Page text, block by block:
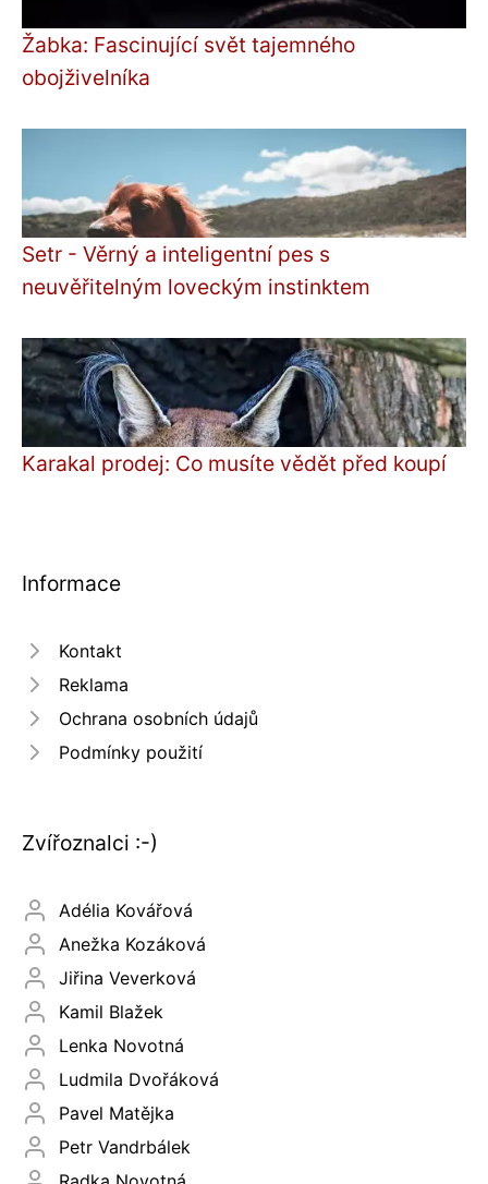
Žabka: Fascinující svět tajemného
obojživelníka
Setr - Věrný a inteligentní pes s
neuvěřitelným loveckým instinktem
Karakal prodej: Co musíte vědět před koupí
Informace
Kontakt
Reklama
Ochrana osobních údajů
Podmínky použití
Zvířoznalci :-)
Adélia Kovářová
Anežka Kozáková
Jiřina Veverková
Kamil Blažek
Lenka Novotná
Ludmila Dvořáková
Pavel Matějka
Petr Vandrbálek